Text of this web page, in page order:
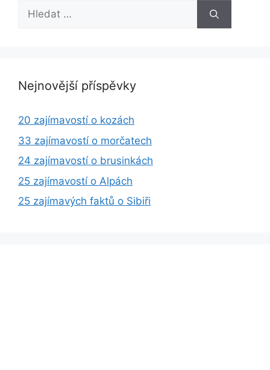
Hledat:
Nejnovější příspěvky
20 zajímavostí o kozách
33 zajímavostí o morčatech
24 zajímavostí o brusinkách
25 zajímavostí o Alpách
25 zajímavých faktů o Sibiři